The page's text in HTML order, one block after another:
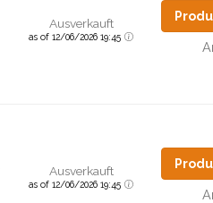
Ausverkauft
as of 12/06/2026 19:45
Ausverkauft
as of 12/06/2026 19:45